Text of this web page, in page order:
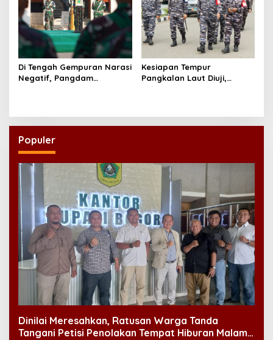
Di Tengah Gempuran Narasi
Negatif, Pangdam
Kesiapan Tempur
Pangkalan Laut Diuji,
Populer
Dinilai Meresahkan, Ratusan Warga Tanda
Tangani Petisi Penolakan Tempat Hiburan Malam